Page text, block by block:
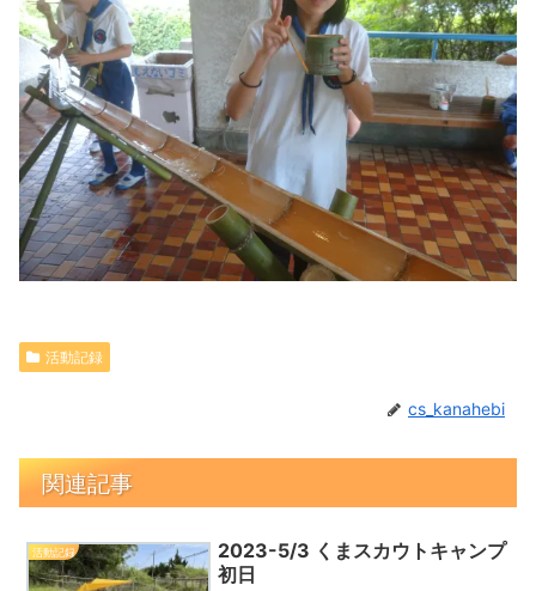
活動記録
cs_kanahebi
関連記事
活動記録
2023-5/3 くまスカウトキャンプ
初日